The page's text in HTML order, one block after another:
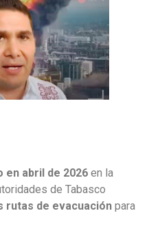
abril de 2026 en la
de Tabasco
rutas de evacuación para